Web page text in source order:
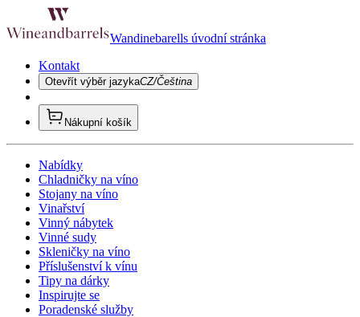
Wandinebarells úvodní stránka
Kontakt
Otevřít výběr jazykaCZ/Čeština
Nákupní košík
Nabídky
Chladničky na víno
Stojany na víno
Vinařství
Vinný nábytek
Vinné sudy
Skleničky na víno
Příslušenství k vínu
Tipy na dárky
Inspirujte se
Poradenské služby